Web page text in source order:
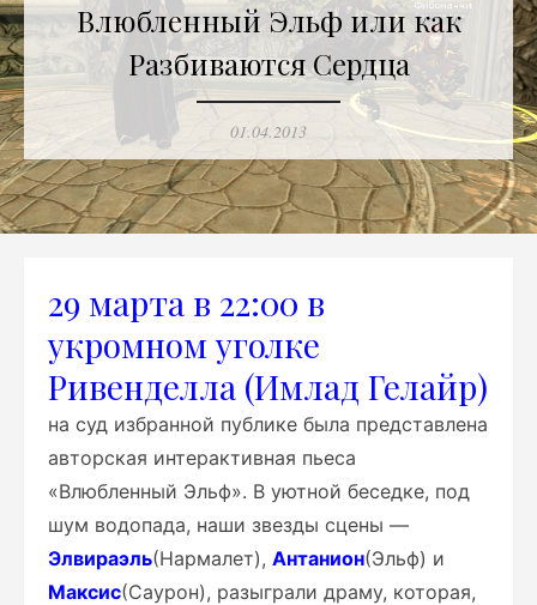
Влюбленный Эльф или как
Разбиваются Сердца
Опубликовано
01.04.2013
29 марта в 22:00 в
укромном уголке
Ривенделла (Имлад Гелайр)
на суд избранной публике была представлена
авторская интерактивная пьеса
«Влюбленный Эльф». В уютной беседке, под
шум водопада, наши звезды сцены —
Элвираэль(Нармалет), Антанион(Эльф) и
Максис(Саурон), разыграли драму, которая,